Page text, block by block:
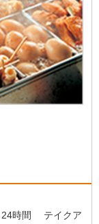
24時間 テイクア